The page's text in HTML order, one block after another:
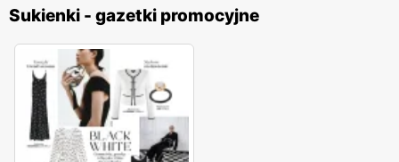
Sukienki - gazetki promocyjne